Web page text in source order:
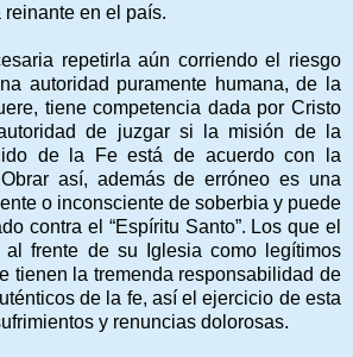
en el país.
repetirla aún corriendo el riesgo
autoridad puramente humana, de la
tiene competencia dada por Cristo
de juzgar si la misión de la
de la Fe está de acuerdo con la
Obrar así, además de erróneo es una
o inconsciente de soberbia y puede
contra el “Espíritu Santo”. Los que el
al frente de su Iglesia como legítimos
tienen la tremenda responsabilidad de
de la fe, así el ejercicio de esta
y renuncias dolorosas.